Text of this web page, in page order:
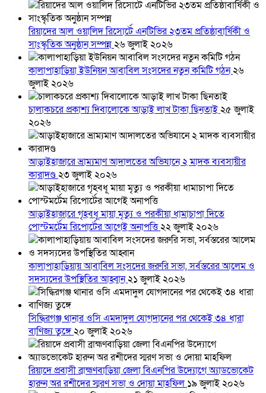
রিয়াদের আল ওয়ালিদ রিসোর্টে এনটিভির ২৩তম প্রতিষ্ঠাবার্ষিকী ও
সাংস্কৃতিক অনুষ্ঠান সম্পন্ন২৬ জুলাই ২০২৬
কালাপাহাড়িয়া ইউনিয়ন আবাবিল সংসদের নতুন কমিটি গঠন২৬
জুলাই ২০২৬
চালাকচরে প্রকাশ্য দিবালোকে আড়াই লাখ টাকা ছিনতাই২৫ জুলাই
২০২৬
আড়াইহাজারে ভ্রাম্যমাণ আদালতের অভিযানে ২ মাদক ব্যবসায়ীর
কারাদণ্ড২৩ জুলাই ২০২৬
আড়াইহাজারে গৃহবধূ মায়া মৃত্যু ও পরকীয়া ধামাচাপা দিতে
পোস্টমর্টেম রিপোর্টের আগেই অনাপত্তি২২ জুলাই ২০২৬
কালাপাহাড়িয়ায় আবাবিল সংসদের জরুরি সভা, সর্বস্তরের আলেম ও
সদস্যদের উপস্থিতির আহ্বান২১ জুলাই ২০২৬
সিদ্ধিরগঞ্জ থানার ওসি এমদাদুল যোগদানের পর থেকেই ৩৪ ধারা
বাণিজ্য তুঙ্গে২০ জুলাই ২০২৬
রিয়াদে প্রবাসী ব্রাহ্মণবাড়িয়া জেলা বিএনপির উদ্যোগে অ্যাডভোকেট
হারুন অর রশীদের স্মরণ সভা ও দোয়া মাহফিল ১৯ জুলাই ২০২৬